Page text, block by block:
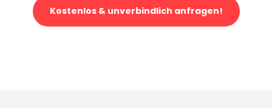
Kostenlos & unverbindlich anfragen!